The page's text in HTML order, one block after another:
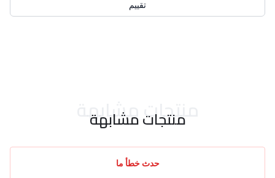
تقييم
منتجات مشابهة
منتجات مشابهة
حدث خطأ ما